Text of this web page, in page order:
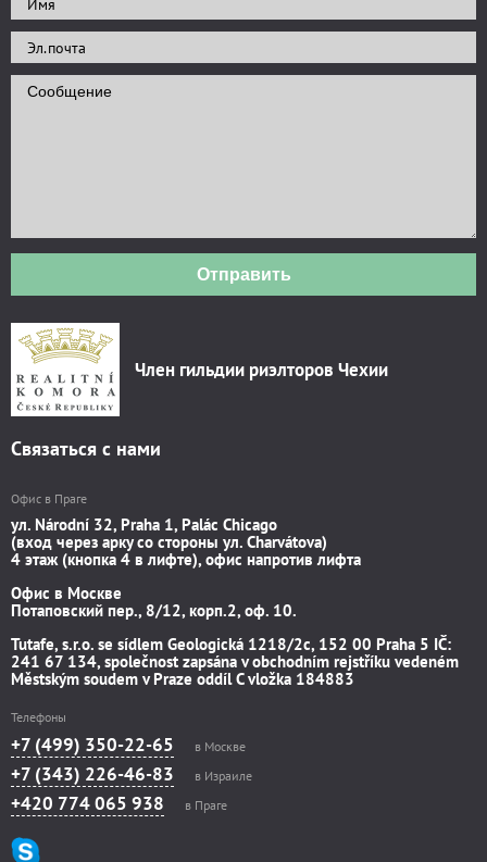
Отправить
Член гильдии риэлторов Чехии
Связаться с нами
Офис в Праге
ул. Národní 32, Praha 1, Palác Chicago
(вход через арку со стороны ул. Charvátova)
4 этаж (кнопка 4 в лифте), офис напротив лифта
Офис в Москве
Потаповский пер., 8/12, корп.2, оф. 10.
Tutafe, s.r.o. se sídlem Geologická 1218/2c, 152 00 Praha 5 IČ:
241 67 134, společnost zapsána v obchodním rejstříku vedeném
Městským soudem v Praze oddíl C vložka 184883
Телефоны
+7 (499) 350-22-65 в Москве
+7 (343) 226-46-83 в Израиле
+420 774 065 938 в Праге